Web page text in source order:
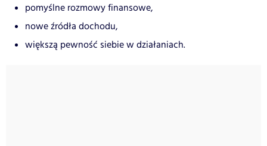
pomyślne rozmowy finansowe,
nowe źródła dochodu,
większą pewność siebie w działaniach.